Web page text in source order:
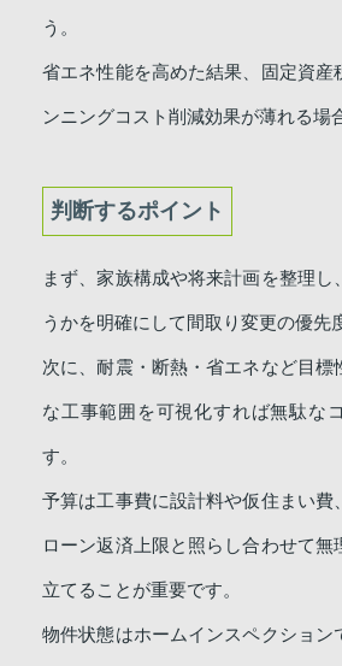
う。
省エネ性能を高めた結果、固定資産
ンニングコスト削減効果が薄れる場
判断するポイント
まず、家族構成や将来計画を整理し
うかを明確にして間取り変更の優先
次に、耐震・断熱・省エネなど目標
な工事範囲を可視化すれば無駄な
す。
予算は工事費に設計料や仮住まい費
ローン返済上限と照らし合わせて無
立てることが重要です。
物件状態はホームインスペクション